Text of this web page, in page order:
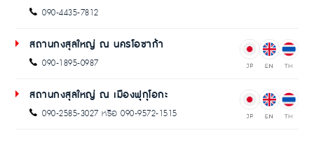
090-4435-7812
สถานกงสุลใหญ่ ณ นครโอซาก้า
090-1895-0987
สถานกงสุลใหญ่ ณ เมืองฟุกุโอกะ
090-2585-3027 หรือ 090-9572-1515